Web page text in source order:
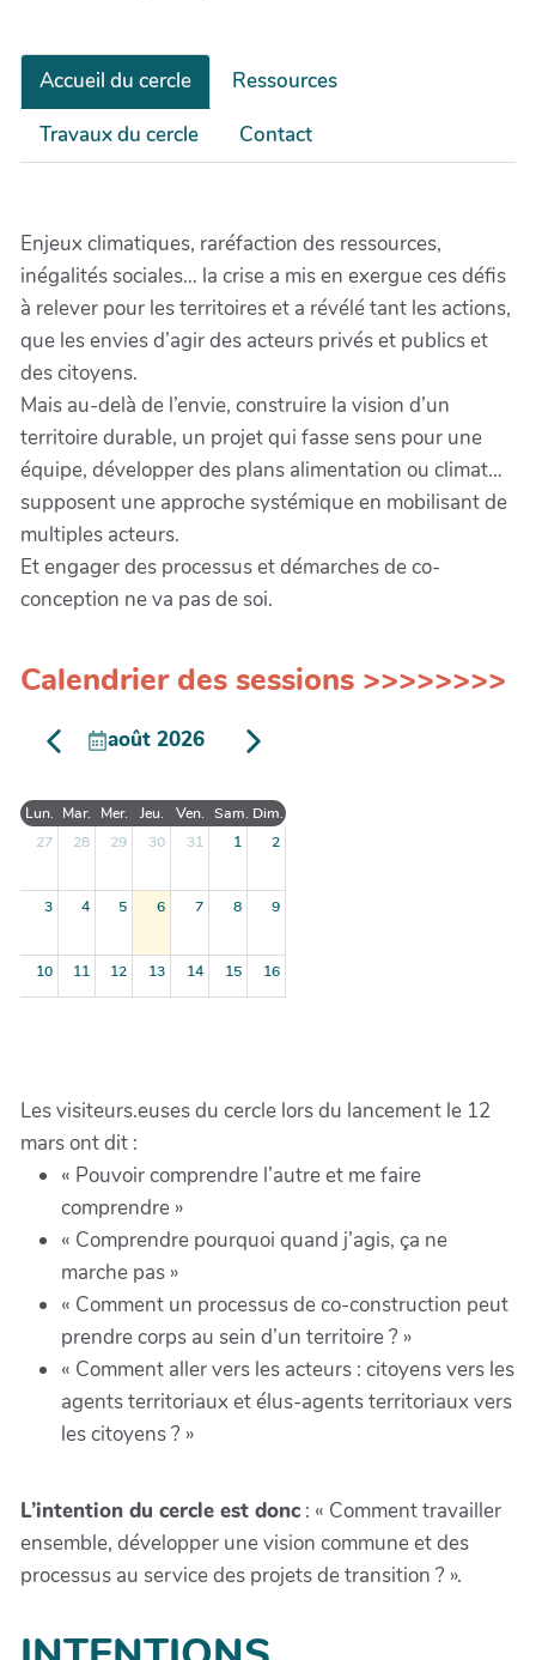
Accueil du cercle
Ressources
Travaux du cercle
Contact
Enjeux climatiques, raréfaction des ressources,
inégalités sociales… la crise a mis en exergue ces défis
à relever pour les territoires et a révélé tant les actions,
que les envies d’agir des acteurs privés et publics et
des citoyens.
Mais au-delà de l’envie, construire la vision d’un
territoire durable, un projet qui fasse sens pour une
équipe, développer des plans alimentation ou climat…
supposent une approche systémique en mobilisant de
multiples acteurs.
Et engager des processus et démarches de co-
conception ne va pas de soi.
Calendrier des sessions >>>>>>>>
août 2026
Lun. Mar. Mer. Jeu. Ven. Sam. Dim.
27
28 29 30 31 1 2
3 4 5 6 7 8 9
10 11 12 13 14 15 16
25 30
1 5
Les visiteurs.euses du cercle lors du lancement le 12
mars ont dit :
« Pouvoir comprendre l’autre et me faire
comprendre »
« Comprendre pourquoi quand j’agis, ça ne
marche pas »
« Comment un processus de co-construction peut
prendre corps au sein d’un territoire ? »
« Comment aller vers les acteurs : citoyens vers les
agents territoriaux et élus-agents territoriaux vers
les citoyens ? »
L’intention du cercle est donc : « Comment travailler
ensemble, développer une vision commune et des
processus au service des projets de transition ? ».